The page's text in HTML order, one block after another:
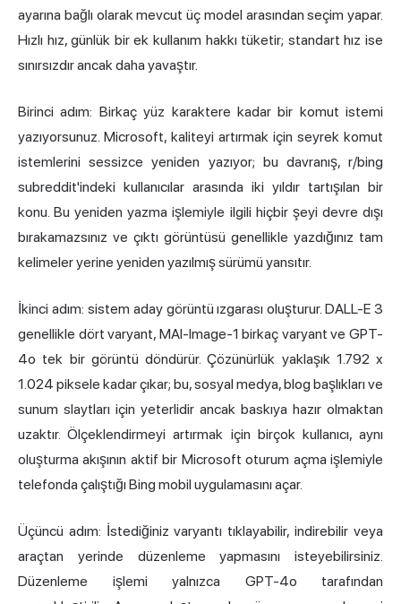
ayarına bağlı olarak mevcut üç model arasından seçim yapar.
Hızlı hız, günlük bir ek kullanım hakkı tüketir; standart hız ise
sınırsızdır ancak daha yavaştır.
Birinci adım: Birkaç yüz karaktere kadar bir komut istemi
yazıyorsunuz. Microsoft, kaliteyi artırmak için seyrek komut
istemlerini sessizce yeniden yazıyor; bu davranış, r/bing
subreddit'indeki kullanıcılar arasında iki yıldır tartışılan bir
konu. Bu yeniden yazma işlemiyle ilgili hiçbir şeyi devre dışı
bırakamazsınız ve çıktı görüntüsü genellikle yazdığınız tam
kelimeler yerine yeniden yazılmış sürümü yansıtır.
İkinci adım: sistem aday görüntü ızgarası oluşturur. DALL-E 3
genellikle dört varyant, MAI-Image-1 birkaç varyant ve GPT-
4o tek bir görüntü döndürür. Çözünürlük yaklaşık 1.792 x
1.024 piksele kadar çıkar; bu, sosyal medya, blog başlıkları ve
sunum slaytları için yeterlidir ancak baskıya hazır olmaktan
uzaktır. Ölçeklendirmeyi artırmak için birçok kullanıcı, aynı
oluşturma akışının aktif bir Microsoft oturum açma işlemiyle
telefonda çalıştığı Bing mobil uygulamasını açar.
Üçüncü adım: İstediğiniz varyantı tıklayabilir, indirebilir veya
araçtan yerinde düzenleme yapmasını isteyebilirsiniz.
Düzenleme işlemi yalnızca GPT-4o tarafından